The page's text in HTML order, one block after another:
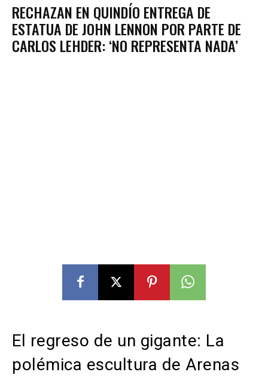
RECHAZAN EN QUINDÍO ENTREGA DE
ESTATUA DE JOHN LENNON POR PARTE DE
CARLOS LEHDER: ‘NO REPRESENTA NADA’
El regreso de un gigante: La
polémica escultura de Arenas